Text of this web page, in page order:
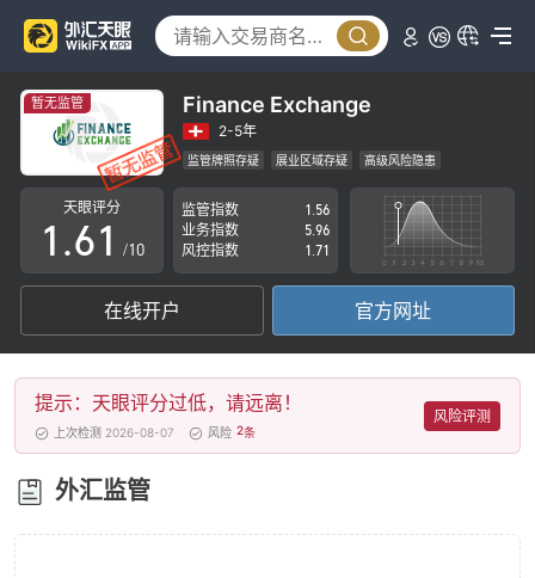
暂无监管 Finance Exchange
2-5年
监管牌照存疑 展业区域存疑 高级风险隐患
天眼评分
0
1
2
3
4
5
6
7
.
2
3
4
5
6
7
8
9
0
1
2
3
4
5
6
7
/10
监管指数
1.56
业务指数
5.96
风控指数
1.71
在线开户 官方网址
提示：天眼评分过低，请远离！
上次检测 2026-08-07 风险 2条
风险评测
外汇监管